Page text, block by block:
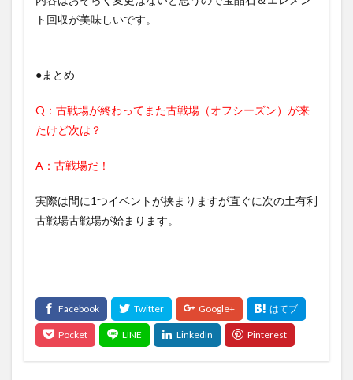
ト回収が美味しいです。
●まとめ
Q：古戦場が終わってまた古戦場（オフシーズン）が来
たけど次は？
A：古戦場だ！
実際は間に1つイベントが挟まりますが直ぐに次の土有利
古戦場古戦場が始まります。